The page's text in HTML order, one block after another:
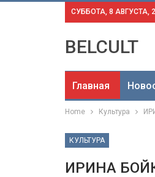
СУББОТА, 8 АВГУСТА,
BELCULT
Главная
Home Культура
КУЛЬТУРА
ИРИНА